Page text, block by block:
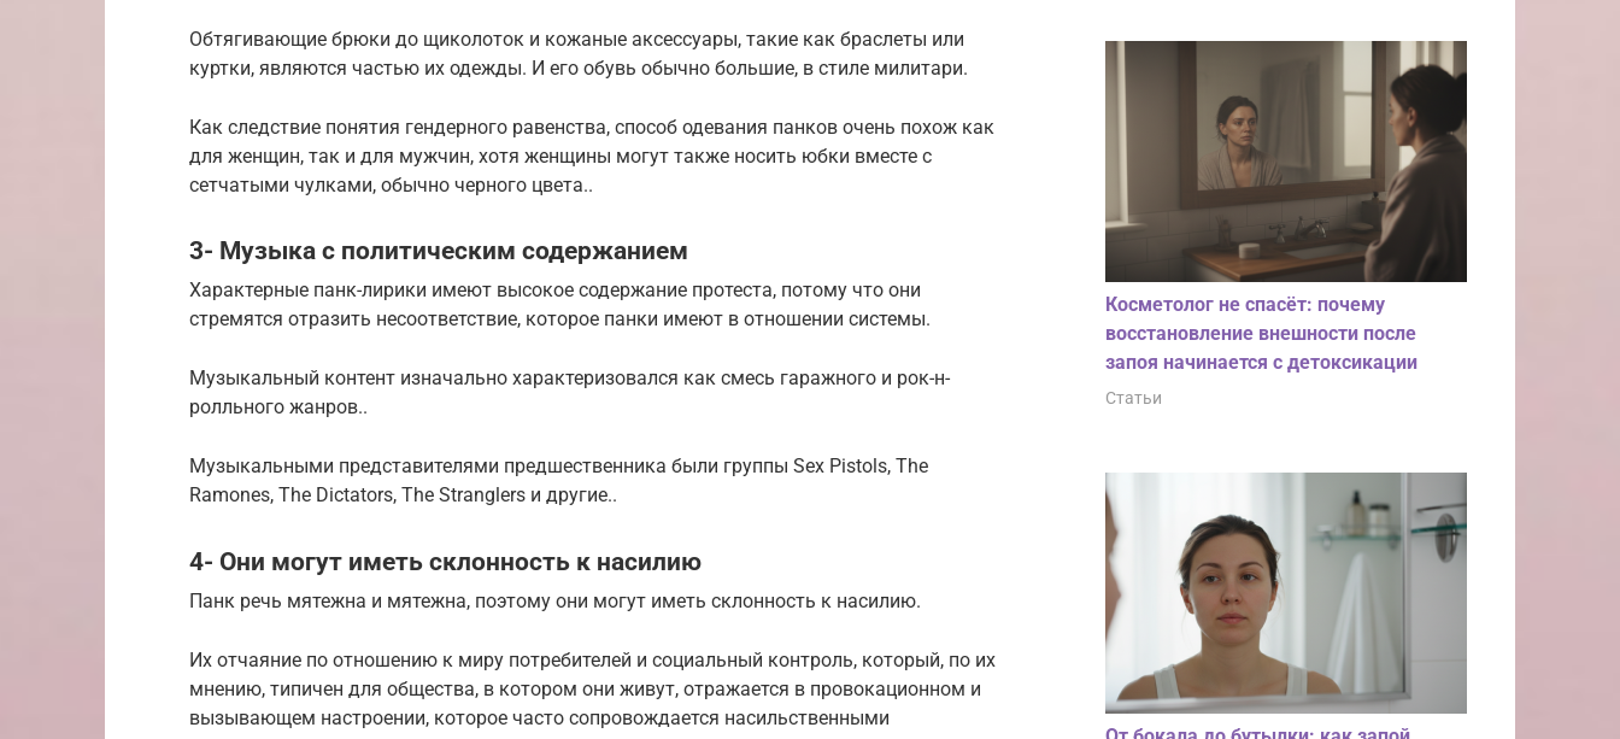
Обтягивающие брюки до щиколоток и кожаные аксессуары, такие как браслеты или
куртки, являются частью их одежды. И его обувь обычно большие, в стиле милитари.
Как следствие понятия гендерного равенства, способ одевания панков очень похож как
для женщин, так и для мужчин, хотя женщины могут также носить юбки вместе с
сетчатыми чулками, обычно черного цвета..
3- Музыка с политическим содержанием
Характерные панк-лирики имеют высокое содержание протеста, потому что они
стремятся отразить несоответствие, которое панки имеют в отношении системы.
Музыкальный контент изначально характеризовался как смесь гаражного и рок-н-
ролльного жанров..
Музыкальными представителями предшественника были группы Sex Pistols, The
Ramones, The Dictators, The Stranglers и другие..
4- Они могут иметь склонность к насилию
Панк речь мятежна и мятежна, поэтому они могут иметь склонность к насилию.
Их отчаяние по отношению к миру потребителей и социальный контроль, который, по их
мнению, типичен для общества, в котором они живут, отражается в провокационном и
вызывающем настроении, которое часто сопровождается насильственными
Косметолог не спасёт: почему
восстановление внешности после
запоя начинается с детоксикации
Статьи